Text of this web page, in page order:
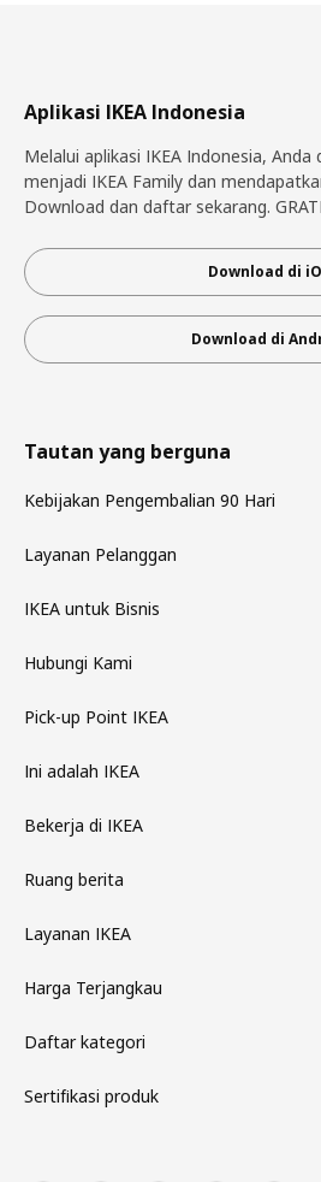
Aplikasi IKEA Indonesia
Melalui aplikasi IKEA Indonesia, Anda
menjadi IKEA Family dan
Download dan daftar sekarang.
Download di
Download di
Tautan yang berguna
Kebijakan Pengembalian 90 Hari
Layanan Pelanggan
IKEA untuk Bisnis
Hubungi Kami
Pick-up Point IKEA
Ini adalah IKEA
Bekerja di IKEA
Ruang berita
Layanan IKEA
Harga Terjangkau
Daftar kategori
Sertifikasi produk